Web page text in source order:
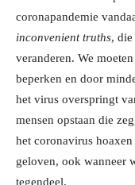
coronapandemie
inconvenient truths,
veranderen. We
beperken en door
het virus overspringt
mensen opstaan die
het coronavirus
geloven, ook wanneer
tegendeel.